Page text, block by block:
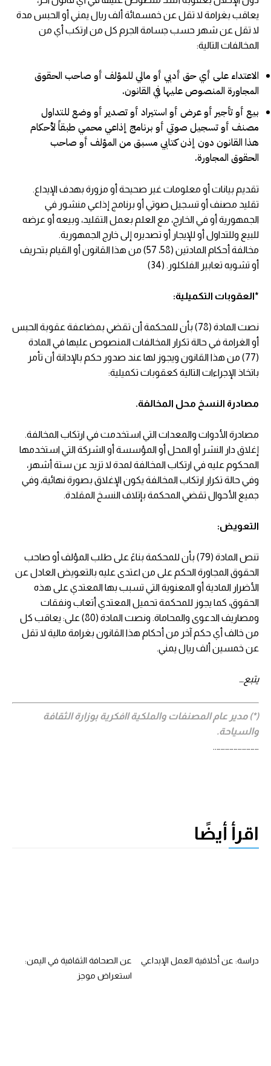
يعاقب بغرامة لا تقل عن خمسمائة ألف ريال يمني أو الحبس مدة
لا تقل عن شهر حسب جسامة الجرم كل من ارتكب أي من
المخالفات التالية:
الاعتداء على أي حق أدبي أو مالي للمؤلف أو صاحب الحقوق
المجاورة المنصوص عليها في القانون.
بيع أو تأجير أو عرض أو استيراد أو تصدير أو وضع للتداول
مصنف أو تسجيل صوتي أو برنامج إذاعي محمي طبقاً لأحكام
هذا القانون دون إذن كتابي مسبق من المؤلف أو صاحب
الحقوق المجاورة.
تقديم بيانات أو معلومات غير صحيحة أو مزورة بهدف الإيداع.
تقليد مصنف أو تسجيل صوتي أو برنامج إذاعي منشور في
الجمهورية أو في الخارج، مع العلم بعمل التقليد، وبيعه أو عرضه
للبيع وللتداول أو للإيجار أو تصديره إلى خارج الجمهورية.
مخالفة أحكام المادتين (58، 57) من هذا القانون أو القيام بتحريف
أو تشويه تعابير الفلكلور. (34)
*العقوبات التكميلية:
نصت المادة (78) بأن للمحكمة أن تقضي بمضاعفة عقوبة الحبس
أو الغرامة في حالة تكرار المخالفات المنصوص عليها في المادة
(77) من هذا القانون ويجوز لها عند صدور حكم بالإدانة أن تأمر
باتخاذ الإجراءات التالية كعقوبات تكميلية:
مصادرة النسخ محل المخالفة.
مصادرة الأدوات والمعدات التي استخدمت في ارتكاب المخالفة.
إغلاق دار النشر أو المحل أو المؤسسة أو الشركة التي استخدمها
المحكوم عليه في ارتكاب المخالفة لمدة لا تزيد عن ستة أشهر،
وفي حالة تكرار ارتكاب المخالفة يكون الإغلاق بصورة نهائية، وفي
جميع الأحوال تقضي المحكمة بإتلاف النسخ المقلدة.
التعويض:
تنص المادة (79) بأن للمحكمة بناءً على طلب المؤلف أو صاحب
الحقوق المجاورة الحكم على من اعتدى عليه بالتعويض العادل عن
الأضرار المادية أو المعنوية التي تسبب بها المعتدي على هذه
الحقوق، كما يجوز للمحكمة تحميل المعتدي أتعاب ونفقات
ومصاريف الدعوى والمحاماة. ونصت المادة (80) على: يعاقب كل
من خالف أي حكم آخر من أحكام هذا القانون بغرامة مالية لا تقل
عن خمسين ألف ريال يمني.
يتبع…
(*) مدير عام المصنفات والملكية اافكرية بوزارة الثقافة
والسياحة.
…………………………..
اقرأ أيضًا
دراسة: عن أخلاقية العمل الإبداعي
عن الصحافة الثقافية في اليمن:
استعراض موجز